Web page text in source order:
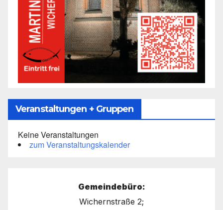
Veranstaltungen + Gruppen
Keine Veranstaltungen
zum Veranstaltungskalender
Gemeindebüro:
Wichernstraße 2;